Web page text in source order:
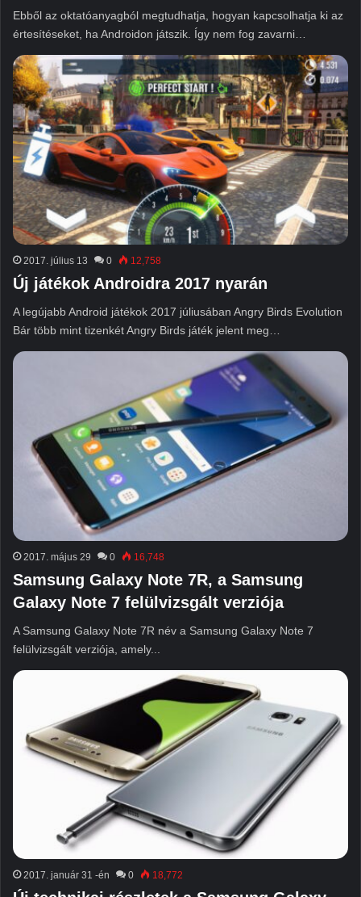
Ebből az oktatóanyagból megtudhatja, hogyan kapcsolhatja ki az
értesítéseket, ha Androidon játszik. Így nem fog zavarni…
2017. július 13 0 12,758
Új játékok Androidra 2017 nyarán
A legújabb Android játékok 2017 júliusában Angry Birds Evolution
Bár több mint tizenkét Angry Birds játék jelent meg…
2017. május 29 0 16,748
Samsung Galaxy Note 7R, a Samsung
Galaxy Note 7 felülvizsgált verziója
A Samsung Galaxy Note 7R név a Samsung Galaxy Note 7
felülvizsgált verziója, amely...
2017. január 31 -én 0 18,772